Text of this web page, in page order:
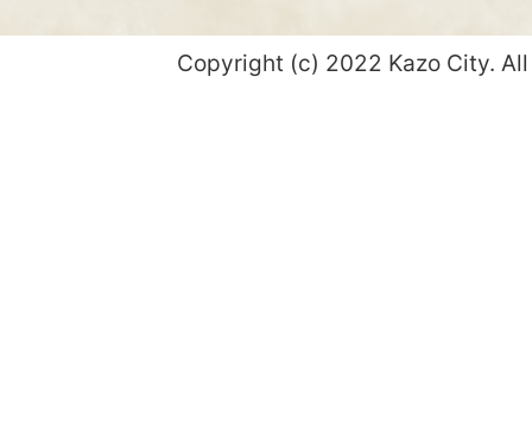
Copyright (c) 2022 Kazo City.